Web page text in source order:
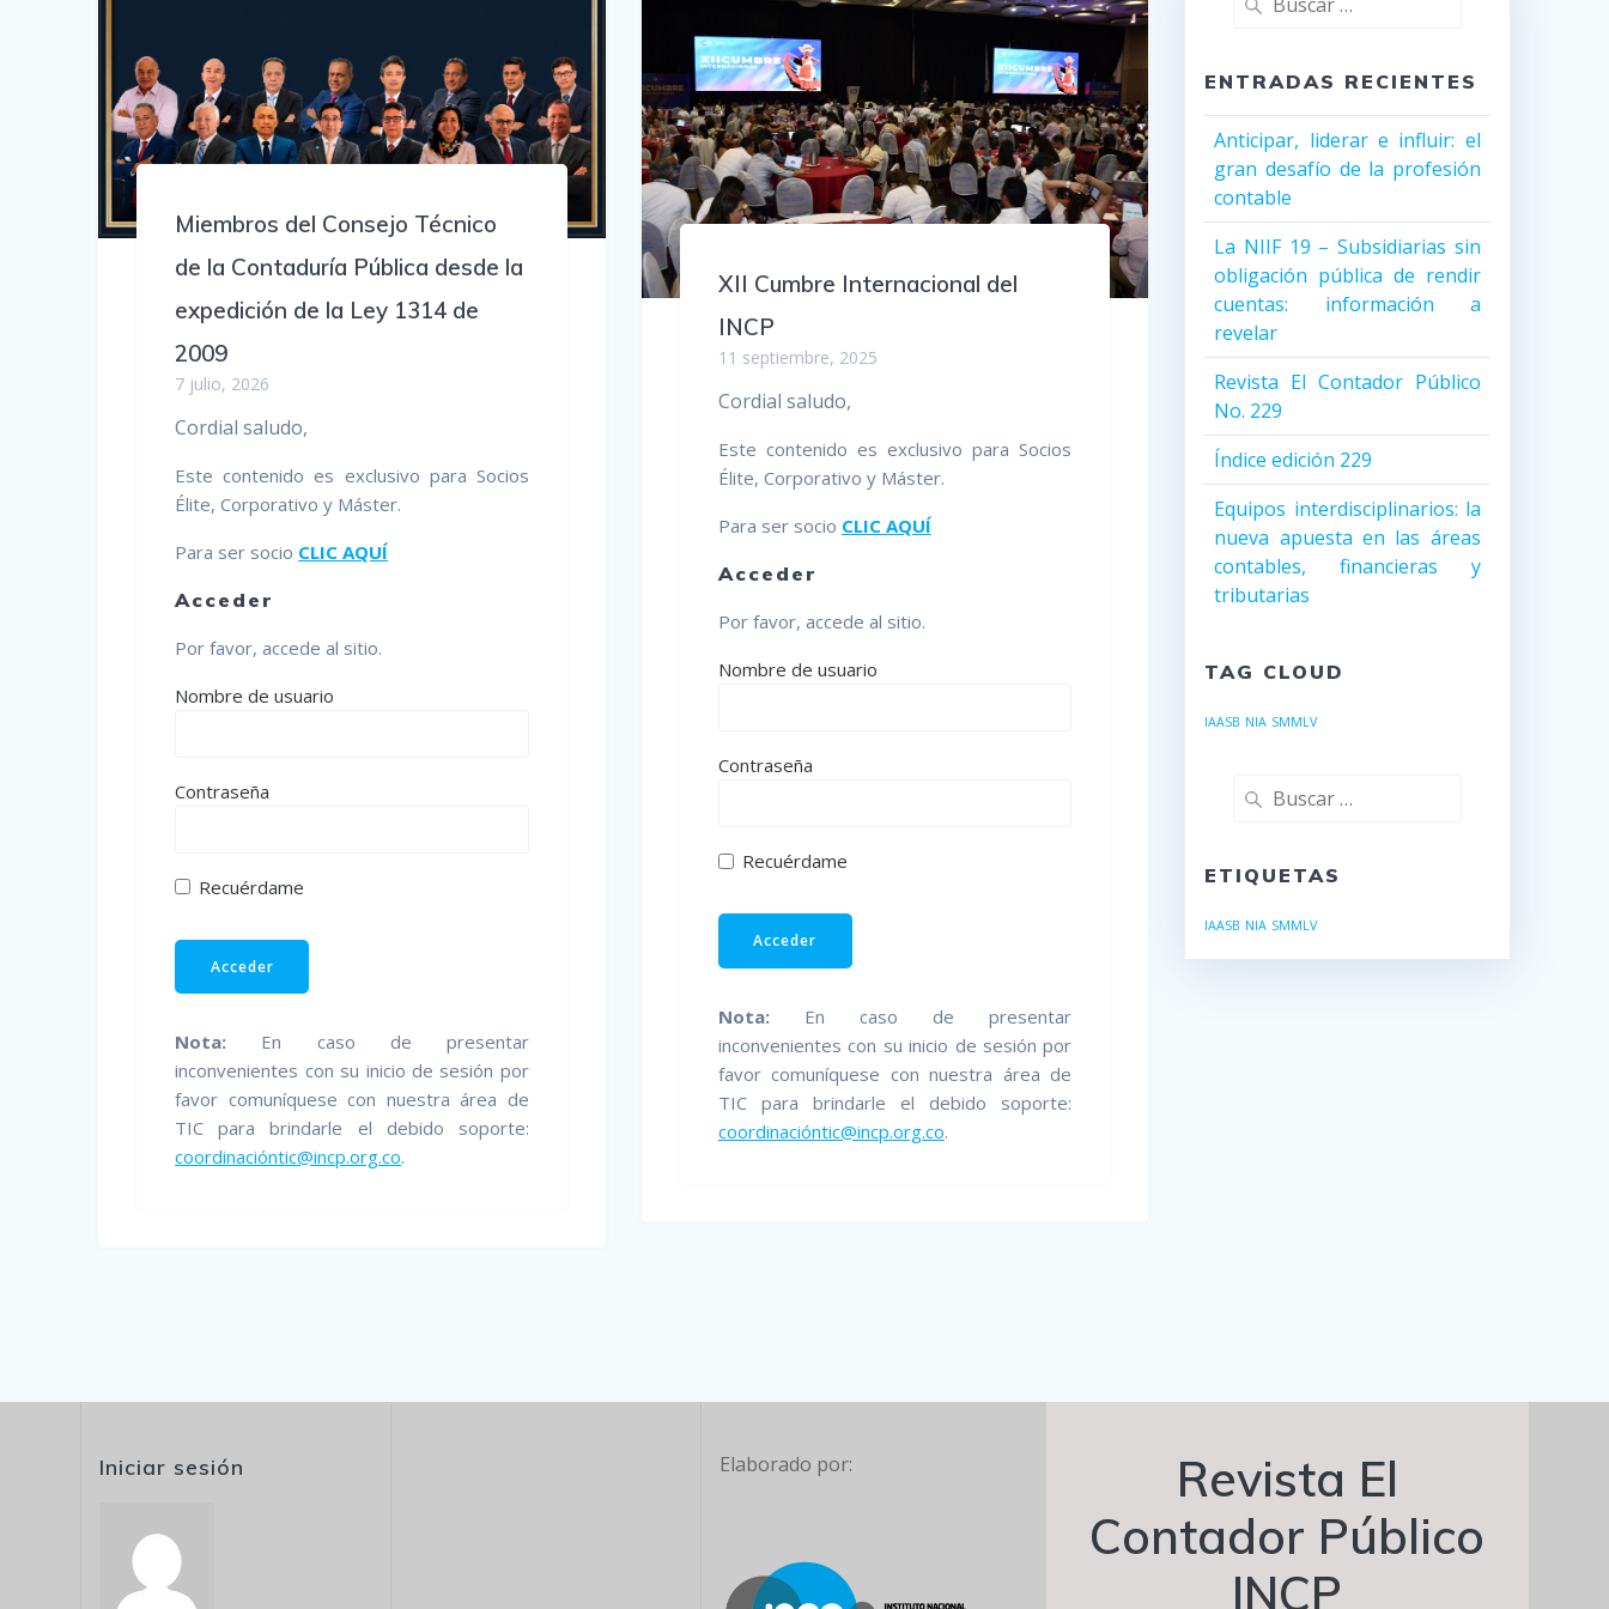
Miembros del Consejo Técnico
de la Contaduría Pública desde la
expedición de la Ley 1314 de
2009
7 julio, 2026
Cordial saludo,
Este contenido es exclusivo para Socios
Élite, Corporativo y Máster.
Para ser socio CLIC AQUÍ
Acceder
Por favor, accede al sitio.
Nombre de usuario
Contraseña
Recuérdame
Nota: En caso de presentar
inconvenientes con su inicio de sesión por
favor comuníquese con nuestra área de
TIC para brindarle el debido soporte:
coordinacióntic@incp.org.co.
XII Cumbre Internacional del
INCP
11 septiembre, 2025
Cordial saludo,
Este contenido es exclusivo para Socios
Élite, Corporativo y Máster.
Para ser socio CLIC AQUÍ
Acceder
Por favor, accede al sitio.
Nombre de usuario
Contraseña
Recuérdame
Nota:En caso de presentar
inconvenientes con su inicio de sesión por
favor comuníquese con nuestra área de
TIC para brindarle el debido soporte:
coordinacióntic@incp.org.co.
ENTRADAS RECIENTES
Anticipar, liderar e influir: el
gran desafío de la profesión
contable
La NIIF 19 – Subsidiarias sin
obligación pública de rendir
cuentas: información a
revelar
Revista El Contador Público
No. 229
Índice edición 229
Equipos interdisciplinarios: la
nueva apuesta en las áreas
contables, financieras y
tributarias
TAG CLOUD
IAASB NIA SMMLV
Buscar:
ETIQUETAS
IAASB NIA SMMLV
Iniciar sesión Elaborado por:
Revista El
Contador Público
INCP